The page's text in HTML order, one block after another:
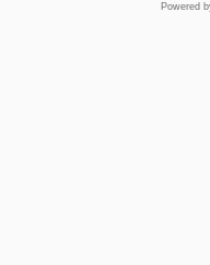
Powered